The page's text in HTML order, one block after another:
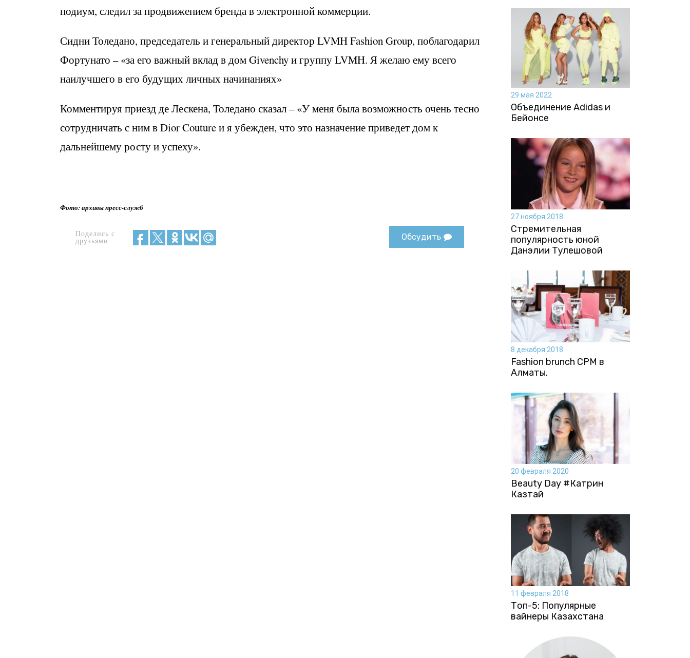
подиум, следил за продвижением бренда в электронной коммерции.
Сидни Толедано, председатель и генеральный директор LVMH Fashion Group, поблагодарил
Фортунато – «за его важный вклад в дом Givenchy и группу LVMH. Я желаю ему всего
наилучшего в его будущих личных начинаниях»
Комментируя приезд де Лескена, Толедано сказал – «У меня была возможность очень тесно
сотрудничать с ним в Dior Couture и я убежден, что это назначение приведет дом к
дальнейшему росту и успеху».
Фото: архивы пресс-служб
Поделись с
друзьями
Обсудить
29 мая 2022
Объединение Adidas и
Бейонсе
27 ноября 2018
Стремительная
популярность юной
Данэлии Тулешовой
8 декабря 2018
Fashion brunch CPM в
Алматы.
20 февраля 2020
Beauty Day #Катрин
Казтай
11 февраля 2018
Топ-5: Популярные
вайнеры Казахстана